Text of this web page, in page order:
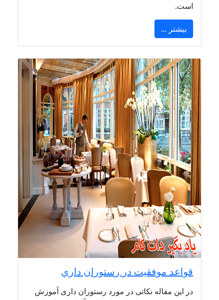
است.
بیشتر ...
قواعد موفقيت در رستوران داري
در این مقاله نکاتی در مورد رستوران داری آموزش